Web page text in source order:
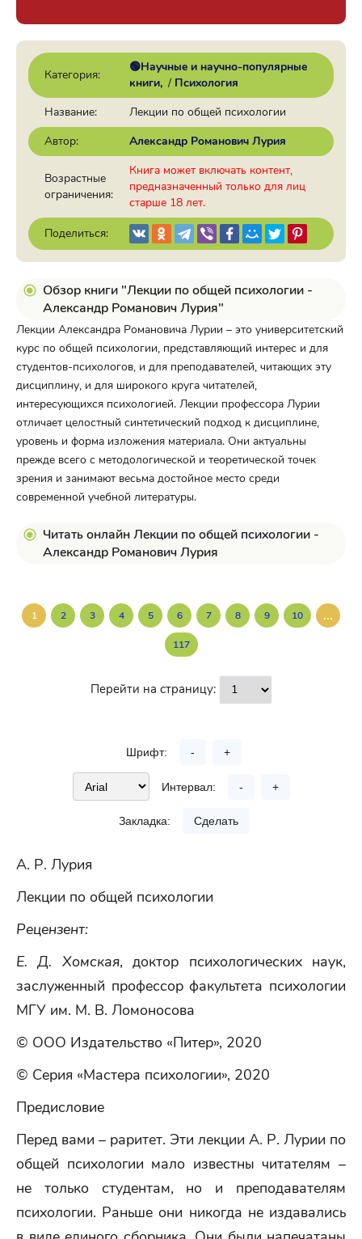
Категория:
🟢Научные и научно-популярные
книги / Психология
Название:
Лекции по общей психологии
Автор:
Александр Романович Лурия
Возрастные
ограничения:
Книга может включать контент,
предназначенный только для лиц
старше 18 лет.
Поделиться:
Обзор книги "Лекции по общей психологии -
Александр Романович Лурия"
Лекции Александра Романовича Лурии – это университетский
курс по общей психологии, представляющий интерес и для
студентов-психологов, и для преподавателей, читающих эту
дисциплину, и для широкого круга читателей,
интересующихся психологией. Лекции профессора Лурии
отличает целостный синтетический подход к дисциплине,
уровень и форма изложения материала. Они актуальны
прежде всего с методологической и теоретической точек
зрения и занимают весьма достойное место среди
современной учебной литературы.
Читать онлайн Лекции по общей психологии -
Александр Романович Лурия
1 2 3 4 5 6 7 8 9 10 ...
117
Перейти на страницу:
Шрифт: - +
Интервал: - +
Закладка: Сделать
А. Р. Лурия
Лекции по общей психологии
Рецензент:
Е. Д. Хомская, доктор психологических наук,
заслуженный профессор факультета психологии
МГУ им. М. В. Ломоносова
© ООО Издательство «Питер», 2020
© Серия «Мастера психологии», 2020
Предисловие
Перед вами – раритет. Эти лекции А. Р. Лурии по
общей психологии мало известны читателям –
не только студентам, но и преподавателям
психологии. Раньше они никогда не издавались